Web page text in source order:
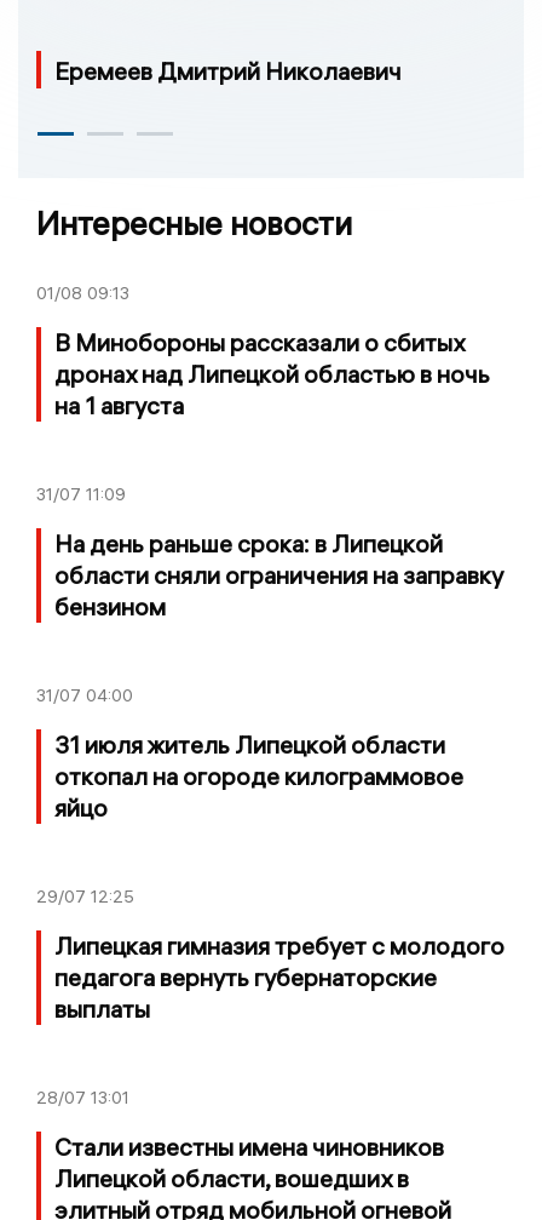
Еремеев Дмитрий Николаевич
Интересные новости
01/08 09:13
В Минобороны рассказали о сбитых
дронах над Липецкой областью в ночь
на 1 августа
31/07 11:09
На день раньше срока: в Липецкой
области сняли ограничения на заправку
бензином
31/07 04:00
31 июля житель Липецкой области
откопал на огороде килограммовое
яйцо
29/07 12:25
Липецкая гимназия требует с молодого
педагога вернуть губернаторские
выплаты
28/07 13:01
Стали известны имена чиновников
Липецкой области, вошедших в
элитный отряд мобильной огневой